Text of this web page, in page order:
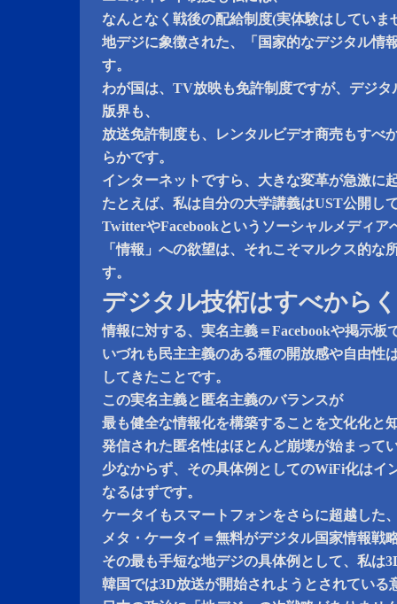
なんとなく戦後の配給制度(実体験はしていま
地デジに象徴された、「国家的なデジタル情
す。
わが国は、TV放映も免許制度ですが、デジ
版界も、
放送免許制度も、レンタルビデオ商売もすべ
らかです。
インターネットですら、大きな変革が急激に
たとえば、私は自分の大学講義はUST公開し
TwitterやFacebookというソーシャルメディア
「情報」への欲望は、それこそマルクス的な
す。
デジタル技術はすべから
情報に対する、実名主義＝Facebookや掲示板
いづれも民主主義のある種の開放感や自由性
してきたことです。
この実名主義と匿名主義のバランスが
最も健全な情報化を構築することを文化化と
発信された匿名性はほとんど崩壊が始まって
少なからず、その具体例としてのWiFi化はイ
なるはずです。
ケータイもスマートフォンをさらに超越した
メタ・ケータイ＝無料がデジタル国家情報戦
その最も手短な地デジの具体例として、私は
韓国では3D放送が開始されようとされている